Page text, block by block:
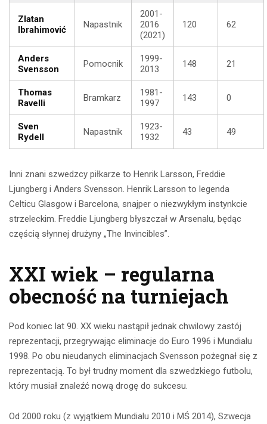
Zlatan
Ibrahimović
Napastnik
2001-
2016
(2021)
120 62
Anders
Svensson
Pomocnik
1999-
2013
148 21
Thomas
Ravelli
Bramkarz
1981-
1997
143 0
Sven
Rydell
Napastnik
1923-
1932
43 49
Inni znani szwedzcy piłkarze to Henrik Larsson, Freddie
Ljungberg i Anders Svensson. Henrik Larsson to legenda
Celticu Glasgow i Barcelona, snajper o niezwykłym instynkcie
strzeleckim. Freddie Ljungberg błyszczał w Arsenalu, będąc
częścią słynnej drużyny „The Invincibles”.
XXI wiek – regularna
obecność na turniejach
Pod koniec lat 90. XX wieku nastąpił jednak chwilowy zastój
reprezentacji, przegrywając eliminacje do Euro 1996 i Mundialu
1998. Po obu nieudanych eliminacjach Svensson pożegnał się z
reprezentacją. To był trudny moment dla szwedzkiego futbolu,
który musiał znaleźć nową drogę do sukcesu.
Od 2000 roku (z wyjątkiem Mundialu 2010 i MŚ 2014), Szwecja